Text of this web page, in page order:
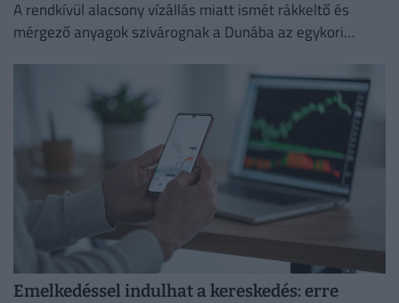
A rendkívül alacsony vízállás miatt ismét rákkeltő és
mérgező anyagok szivárognak a Dunába az egykori
Emelkedéssel indulhat a kereskedés: erre